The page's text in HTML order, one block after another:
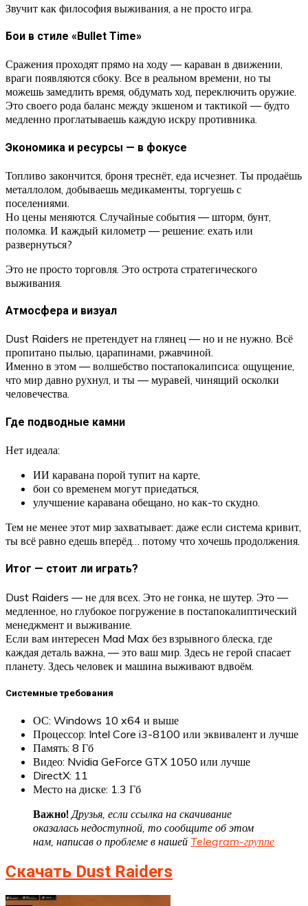
Звучит как философия выживания, а не просто игра.
Бои в стиле «Bullet Time»
Сражения проходят прямо на ходу — караван в движении,
враги появляются сбоку. Все в реальном времени, но ты
можешь замедлить время, обдумать ход, переключить оружие.
Это своего рода баланс между экшеном и тактикой — будто
медленно проглатываешь каждую искру противника.
Экономика и ресурсы — в фокусе
Топливо закончится, броня треснёт, еда исчезнет. Ты продаёшь
металлолом, добываешь медикаменты, торгуешь с
поселениями.
Но цены меняются. Случайные события — шторм, бунт,
поломка. И каждый километр — решение: ехать или
развернуться?
Это не просто торговля. Это острота стратегического
выживания.
Атмосфера и визуал
Dust Raiders не претендует на глянец — но и не нужно. Всё
пропитано пылью, царапинами, ржавчиной.
Именно в этом — волшебство постапокалипсиса: ощущение,
что мир давно рухнул, и ты — муравей, чинящий осколки
человечества.
Где подводные камни
Нет идеала:
ИИ каравана порой тупит на карте,
бои со временем могут приедаться,
улучшение каравана обещано, но как-то скудно.
Тем не менее этот мир захватывает: даже если система кривит,
ты всё равно едешь вперёд… потому что хочешь продолжения.
Итог — стоит ли играть?
Dust Raiders — не для всех. Это не гонка, не шутер. Это —
медленное, но глубокое погружение в постапокалиптический
менеджмент и выживание.
Если вам интересен Mad Max без взрывного блеска, где
каждая деталь важна, — это ваш мир. Здесь не герой спасает
планету. Здесь человек и машина выживают вдвоём.
Системные требования
ОС: Windows 10 x64 и выше
Процессор: Intel Core i3-8100 или эквивалент и лучше
Память: 8 Гб
Видео: Nvidia GeForce GTX 1050 или лучше
DirectX: 11
Место на диске: 1.3 Гб
Важно! Друзья, если ссылка на скачивание
оказалась недоступной, то сообщите об этом
нам, написав о проблеме в нашей Telegram-группе
Скачать Dust Raiders